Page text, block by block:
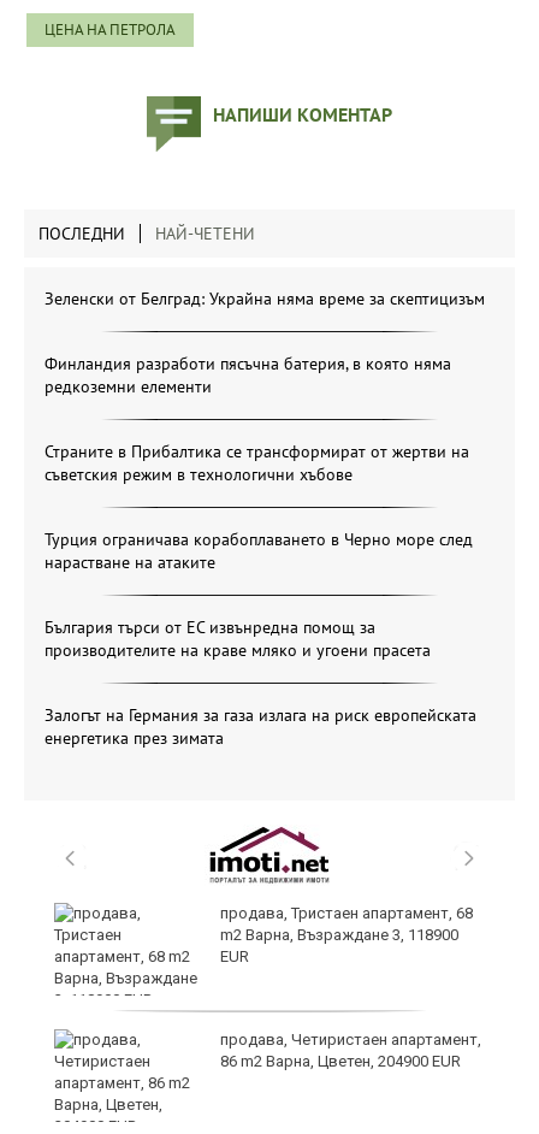
ЦЕНА НА ПЕТРОЛА
НАПИШИ КОМЕНТАР
ПОСЛЕДНИ НАЙ-ЧЕТЕНИ
Зеленски от Белград: Украйна няма време за скептицизъм
Финландия разработи пясъчна батерия, в която няма
редкоземни елементи
Страните в Прибалтика се трансформират от жертви на
съветския режим в технологични хъбове
Турция ограничава корабоплаването в Черно море след
нарастване на атаките
България търси от ЕС извънредна помощ за
производителите на краве мляко и угоени прасета
Залогът на Германия за газа излага на риск европейската
енергетика през зимата
продава, Тристаен апартамент, 68
m2 Варна, Възраждане 3, 118900
EUR
продава, Четиристаен апартамент,
86 m2 Варна, Цветен, 204900 EUR